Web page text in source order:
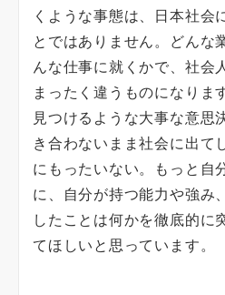
くような事態は、日本社会
とではありません。どんな
んな仕事に就くかで、社会
まったく違うものになりま
見つけるような大事な意思
き合わないまま社会に出て
にもったいない。もっと自
に、自分が持つ能力や強み
したことは何かを徹底的に
てほしいと思っています。